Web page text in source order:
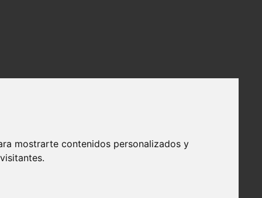
mostrarte contenidos personalizados y